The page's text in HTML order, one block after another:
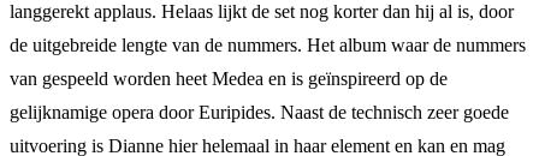
langgerekt applaus. Helaas lijkt de set nog korter dan hij al is, door
de uitgebreide lengte van de nummers. Het album waar de nummers
van gespeeld worden heet Medea en is geïnspireerd op de
gelijknamige opera door Euripides. Naast de technisch zeer goede
uitvoering is Dianne hier helemaal in haar element en kan en mag